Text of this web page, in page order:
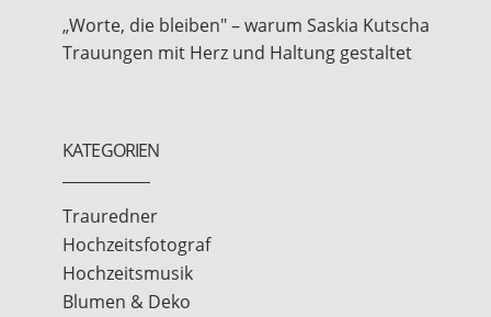
„Worte, die bleiben" – warum Saskia Kutscha
Trauungen mit Herz und Haltung gestaltet
KATEGORIEN
Trauredner
Hochzeitsfotograf
Hochzeitsmusik
Blumen & Deko